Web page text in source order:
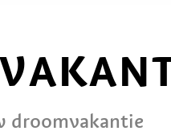
droomvakantie